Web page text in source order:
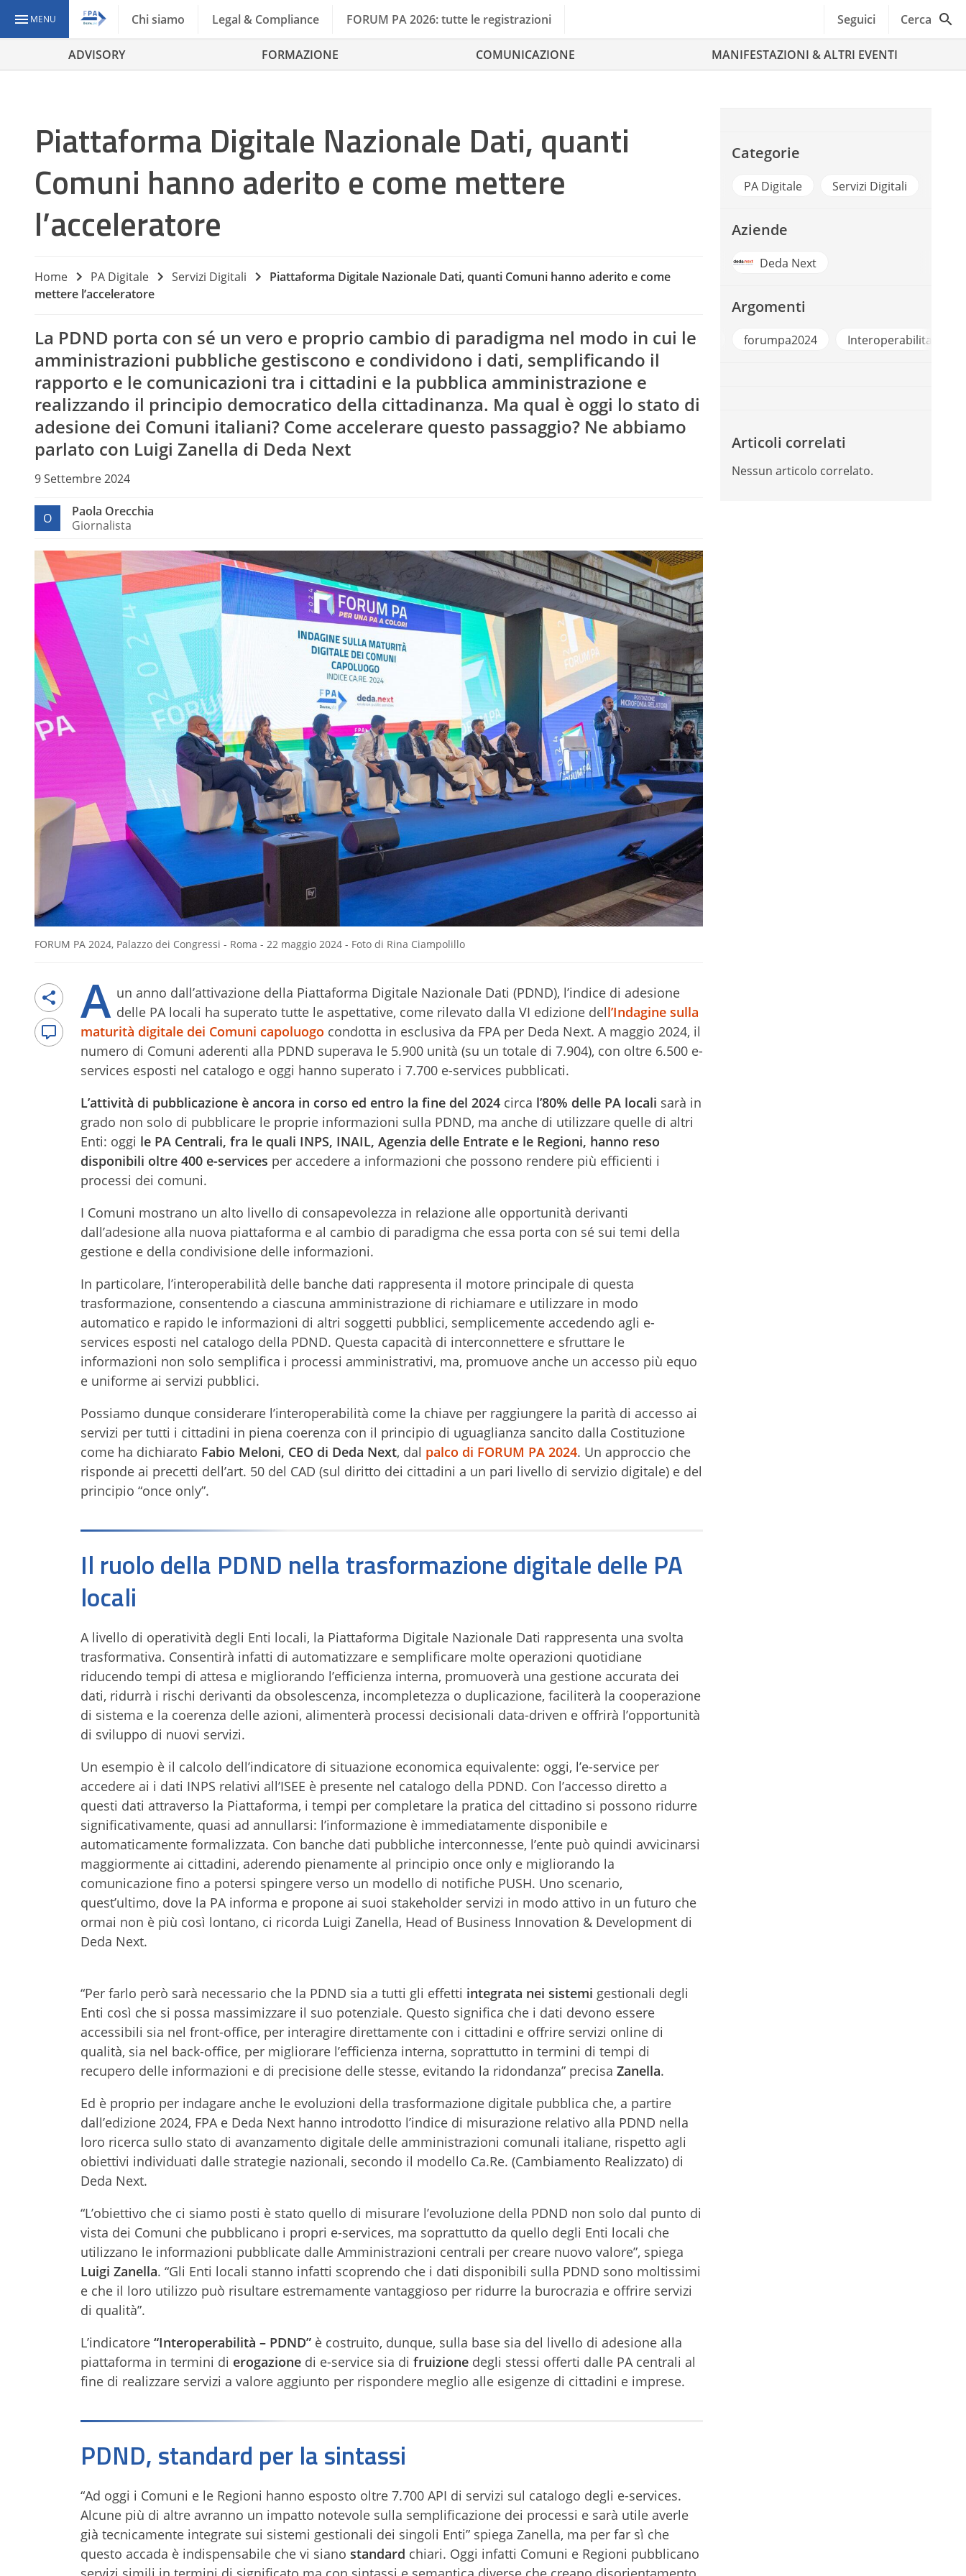
MENU Chi siamo Legal & Compliance FORUM PA 2026: tutte le registrazioni Seguici Cerca
ADVISORY FORMAZIONE COMUNICAZIONE MANIFESTAZIONI & ALTRI EVENTI
Piattaforma Digitale Nazionale Dati, quanti
Comuni hanno aderito e come mettere
l’acceleratore
Home PA Digitale Servizi Digitali
Piattaforma Digitale Nazionale Dati, quanti Comuni hanno aderito e come
mettere l’acceleratore
La PDND porta con sé un vero e proprio cambio di paradigma nel modo in cui le
amministrazioni pubbliche gestiscono e condividono i dati, semplificando il
rapporto e le comunicazioni tra i cittadini e la pubblica amministrazione e
realizzando il principio democratico della cittadinanza. Ma qual è oggi lo stato di
adesione dei Comuni italiani? Come accelerare questo passaggio? Ne abbiamo
parlato con Luigi Zanella di Deda Next
9 Settembre 2024
O
Paola Orecchia
Giornalista
FORUM PA 2024, Palazzo dei Congressi - Roma - 22 maggio 2024 - Foto di Rina Ciampolillo
A un anno dall’attivazione della Piattaforma Digitale Nazionale Dati (PDND), l’indice di adesione
delle PA locali ha superato tutte le aspettative, come rilevato dalla VI edizione dell’Indagine sulla
maturità digitale dei Comuni capoluogo condotta in esclusiva da FPA per Deda Next. A maggio 2024, il
numero di Comuni aderenti alla PDND superava le 5.900 unità (su un totale di 7.904), con oltre 6.500 e-
services esposti nel catalogo e oggi hanno superato i 7.700 e-services pubblicati.
L’attività di pubblicazione è ancora in corso ed entro la fine del 2024 circa l’80% delle PA locali sarà in
grado non solo di pubblicare le proprie informazioni sulla PDND, ma anche di utilizzare quelle di altri
Enti: oggi le PA Centrali, fra le quali INPS, INAIL, Agenzia delle Entrate e le Regioni, hanno reso
disponibili oltre 400 e-services per accedere a informazioni che possono rendere più efficienti i
processi dei comuni.
I Comuni mostrano un alto livello di consapevolezza in relazione alle opportunità derivanti
dall’adesione alla nuova piattaforma e al cambio di paradigma che essa porta con sé sui temi della
gestione e della condivisione delle informazioni.
In particolare, l’interoperabilità delle banche dati rappresenta il motore principale di questa
trasformazione, consentendo a ciascuna amministrazione di richiamare e utilizzare in modo
automatico e rapido le informazioni di altri soggetti pubblici, semplicemente accedendo agli e-
services esposti nel catalogo della PDND. Questa capacità di interconnettere e sfruttare le
informazioni non solo semplifica i processi amministrativi, ma, promuove anche un accesso più equo
e uniforme ai servizi pubblici.
Possiamo dunque considerare l’interoperabilità come la chiave per raggiungere la parità di accesso ai
servizi per tutti i cittadini in piena coerenza con il principio di uguaglianza sancito dalla Costituzione
come ha dichiarato Fabio Meloni, CEO di Deda Next, dal palco di FORUM PA 2024. Un approccio che
risponde ai precetti dell’art. 50 del CAD (sul diritto dei cittadini a un pari livello di servizio digitale) e del
principio “once only”.
Il ruolo della PDND nella trasformazione digitale delle PA
locali
A livello di operatività degli Enti locali, la Piattaforma Digitale Nazionale Dati rappresenta una svolta
trasformativa. Consentirà infatti di automatizzare e semplificare molte operazioni quotidiane
riducendo tempi di attesa e migliorando l’efficienza interna, promuoverà una gestione accurata dei
dati, ridurrà i rischi derivanti da obsolescenza, incompletezza o duplicazione, faciliterà la cooperazione
di sistema e la coerenza delle azioni, alimenterà processi decisionali data-driven e offrirà l’opportunità
di sviluppo di nuovi servizi.
Un esempio è il calcolo dell’indicatore di situazione economica equivalente: oggi, l’e-service per
accedere ai i dati INPS relativi all’ISEE è presente nel catalogo della PDND. Con l’accesso diretto a
questi dati attraverso la Piattaforma, i tempi per completare la pratica del cittadino si possono ridurre
significativamente, quasi ad annullarsi: l’informazione è immediatamente disponibile e
automaticamente formalizzata. Con banche dati pubbliche interconnesse, l’ente può quindi avvicinarsi
maggiormente ai cittadini, aderendo pienamente al principio once only e migliorando la
comunicazione fino a potersi spingere verso un modello di notifiche PUSH. Uno scenario,
quest’ultimo, dove la PA informa e propone ai suoi stakeholder servizi in modo attivo in un futuro che
ormai non è più così lontano, ci ricorda Luigi Zanella, Head of Business Innovation & Development di
Deda Next.
“Per farlo però sarà necessario che la PDND sia a tutti gli effetti integrata nei sistemi gestionali degli
Enti così che si possa massimizzare il suo potenziale. Questo significa che i dati devono essere
accessibili sia nel front-office, per interagire direttamente con i cittadini e offrire servizi online di
qualità, sia nel back-office, per migliorare l’efficienza interna, soprattutto in termini di tempi di
recupero delle informazioni e di precisione delle stesse, evitando la ridondanza” precisa Zanella.
Ed è proprio per indagare anche le evoluzioni della trasformazione digitale pubblica che, a partire
dall’edizione 2024, FPA e Deda Next hanno introdotto l’indice di misurazione relativo alla PDND nella
loro ricerca sullo stato di avanzamento digitale delle amministrazioni comunali italiane, rispetto agli
obiettivi individuati dalle strategie nazionali, secondo il modello Ca.Re. (Cambiamento Realizzato) di
Deda Next.
“L’obiettivo che ci siamo posti è stato quello di misurare l’evoluzione della PDND non solo dal punto di
vista dei Comuni che pubblicano i propri e-services, ma soprattutto da quello degli Enti locali che
utilizzano le informazioni pubblicate dalle Amministrazioni centrali per creare nuovo valore”, spiega
Luigi Zanella. “Gli Enti locali stanno infatti scoprendo che i dati disponibili sulla PDND sono moltissimi
e che il loro utilizzo può risultare estremamente vantaggioso per ridurre la burocrazia e offrire servizi
di qualità”.
L’indicatore “Interoperabilità – PDND” è costruito, dunque, sulla base sia del livello di adesione alla
piattaforma in termini di erogazione di e-service sia di fruizione degli stessi offerti dalle PA centrali al
fine di realizzare servizi a valore aggiunto per rispondere meglio alle esigenze di cittadini e imprese.
PDND, standard per la sintassi
“Ad oggi i Comuni e le Regioni hanno esposto oltre 7.700 API di servizi sul catalogo degli e-services.
Alcune più di altre avranno un impatto notevole sulla semplificazione dei processi e sarà utile averle
già tecnicamente integrate sui sistemi gestionali dei singoli Enti” spiega Zanella, ma per far sì che
questo accada è indispensabile che vi siano standard chiari. Oggi infatti Comuni e Regioni pubblicano
Categorie
PA Digitale Servizi Digitali
Aziende
Deda Next
Argomenti
Cittadinanza Digitale forumpa2024 Interoperabilita Piattaforma
Articoli correlati
Nessun articolo correlato.